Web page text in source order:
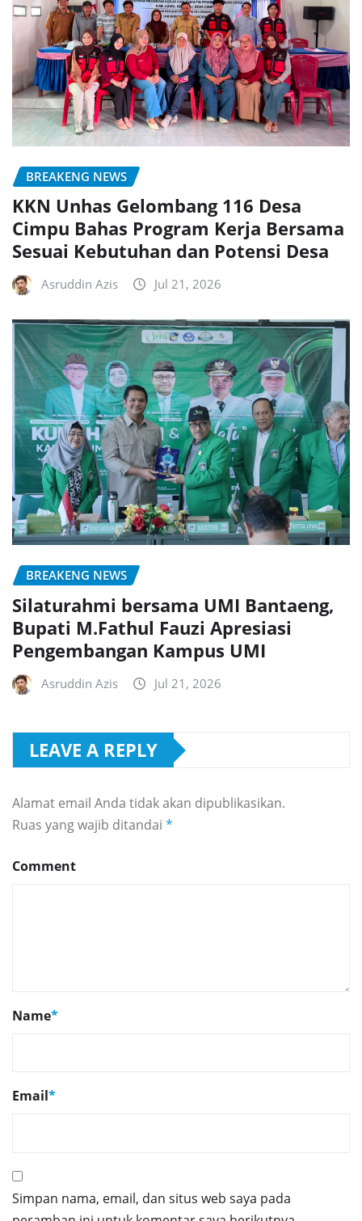
BREAKENG NEWS
KKN Unhas Gelombang 116 Desa
Cimpu Bahas Program Kerja Bersama
Sesuai Kebutuhan dan Potensi Desa
Asruddin Azis Jul 21, 2026
BREAKENG NEWS
Silaturahmi bersama UMI Bantaeng,
Bupati M.Fathul Fauzi Apresiasi
Pengembangan Kampus UMI
Asruddin Azis Jul 21, 2026
LEAVE A REPLY
Alamat email Anda tidak akan dipublikasikan.
Ruas yang wajib ditandai *
Comment
Name*
Email*
Simpan nama, email, dan situs web saya pada